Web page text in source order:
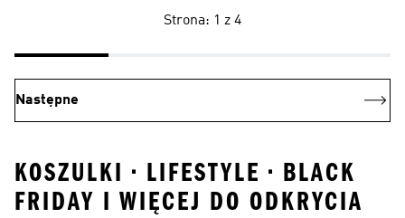
Strona: 1 z 4
Następne
KOSZULKI • LIFESTYLE • BLACK
FRIDAY I WIĘCEJ DO ODKRYCIA